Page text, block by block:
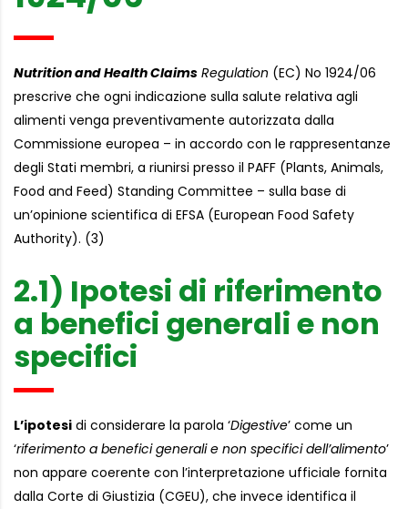
Nutrition and Health Claims Regulation (EC) No 1924/06
prescrive che ogni indicazione sulla salute relativa agli
alimenti venga preventivamente autorizzata dalla
Commissione europea – in accordo con le rappresentanze
degli Stati membri, a riunirsi presso il PAFF (Plants, Animals,
Food and Feed) Standing Committee – sulla base di
un’opinione scientifica di EFSA (European Food Safety
Authority). (3)
2.1) Ipotesi di riferimento
a benefici generali e non
specifici
L’ipotesi di considerare la parola ‘Digestive’ come un
‘riferimento a benefici generali e non specifici dell’alimento’
non appare coerente con l’interpretazione ufficiale fornita
dalla Corte di Giustizia (CGEU), che invece identifica il